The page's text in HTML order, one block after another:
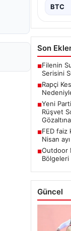
BTC
Son
■Filenin
Serisini
■Rapçi
■Yeni
Rüşvet
Gözaltına
■FED faiz
Nisan
■Outdoor
Bölgeleri
Güncel